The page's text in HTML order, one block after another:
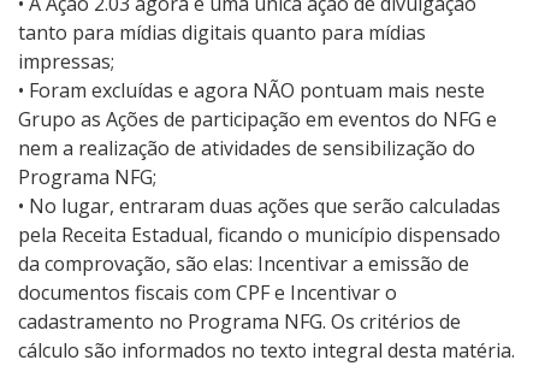
tanto para mídias digitais quanto para mídias
impressas;
• Foram excluídas e agora NÃO pontuam mais neste
Grupo as Ações de participação em eventos do NFG e
nem a realização de atividades de sensibilização do
Programa NFG;
• No lugar, entraram duas ações que serão calculadas
pela Receita Estadual, ficando o município dispensado
da comprovação, são elas: Incentivar a emissão de
documentos fiscais com CPF e Incentivar o
cadastramento no Programa NFG. Os critérios de
cálculo são informados no texto integral desta matéria.